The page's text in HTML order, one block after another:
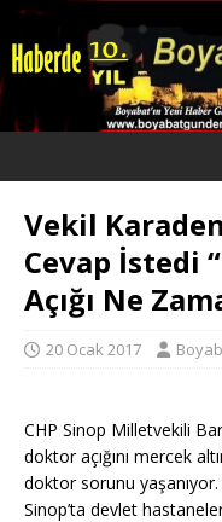
Vekil
Cevap İstedi
Açığı Ne
20 Ocak 2017
CHP Sinop Milletvekili
doktor açığını mercek
doktor sorunu yaşanıyor.
Sinop’ta devlet